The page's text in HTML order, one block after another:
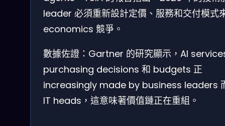
leader 必須重新設計定價、服務和交付模式
economics 競爭。
數據佐證：Gartner 的研究顯示，AI
purchasing decisions 和 budgets 正
increasingly made by business leaders
IT heads，這意味著價值鏈正在重組。